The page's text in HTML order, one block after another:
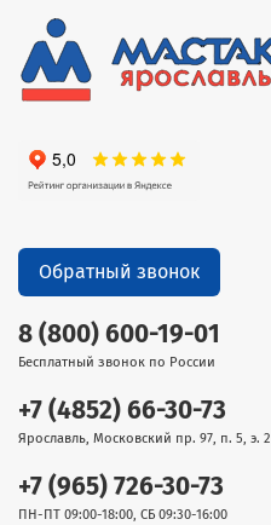
8 (800) 600-19-01
Бесплатный звонок по России
+7 (4852) 66-30-73
Ярославль, Московский пр. 97, п. 5, э. 2
+7 (965) 726-30-73
ПН-ПТ 09:00-18:00, СБ 09:30-16:00
Обратный звонок